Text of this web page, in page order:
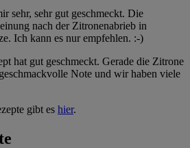
sehr, sehr gut geschmeckt. Die
nach der Zitronenabrieb in
Ich kann es nur empfehlen. :-)
hat gut geschmeckt. Gerade die Zitrone
Note und wir haben viele
gibt es hier.